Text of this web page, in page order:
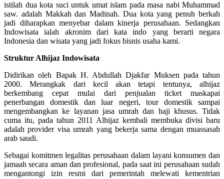
istilah dua kota suci untuk umat islam pada masa nabi Muhammad
saw. adalah Makkah dan Madinah. Dua kota yang penuh berkah
jadi diharapkan menyebar dalam kinerja perusahaan. Sedangkan
Indowisata ialah akronim dari kata indo yang berarti negara
Indonesia dan wisata yang jadi fokus bisnis usaha kami.
Struktur Alhijaz Indowisata
Didirikan oleh Bapak H. Abdullah Djakfar Muksen pada tahun
2000. Merangkak dari kecil akan tetapi tentunya, alhijaz
berkembang cepat mulai dari penjualan ticket maskapai
penerbangan domestik dan luar negeri, tour domestik sampai
mengembangkan ke layanan jasa umrah dan haji khusus. Tidak
cuma itu, pada tahun 2011 Alhijaz kembali membuka divisi baru
adalah provider visa umrah yang bekerja sama dengan muassasah
arab saudi.
Sebagai komitmen legalitas perusahaan dalam layani konsumen dan
jamaah secara aman dan profesional, pada saat ini perusahaan sudah
mengantongi izin resmi dari pemerintah melewati kementrian